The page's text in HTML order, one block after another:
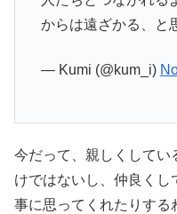
からは遠ざかる、と
— Kumi (@kum_i)
今だって、親しくしてい
けではないし、仲良くし
事に思ってくれたりする